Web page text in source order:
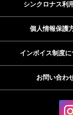
シンクロナス利
個人情報保護
インボイス制度に
お問い合わ